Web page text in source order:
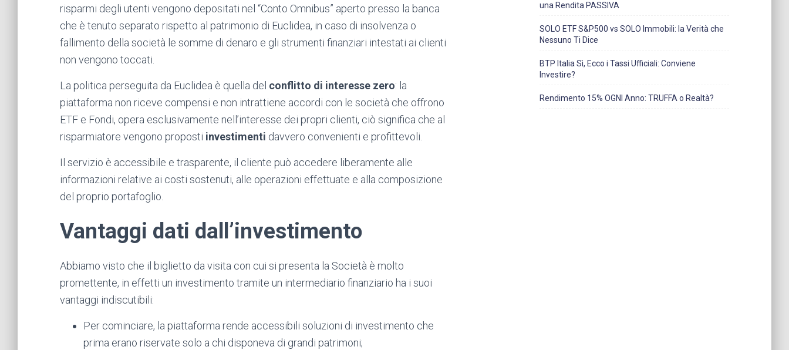
risparmi degli utenti vengono depositati nel “Conto Omnibus” aperto presso la banca
che è tenuto separato rispetto al patrimonio di Euclidea, in caso di insolvenza o
fallimento della società le somme di denaro e gli strumenti finanziari intestati ai clienti
non vengono toccati.
La politica perseguita da Euclidea è quella del conflitto di interesse zero: la
piattaforma non riceve compensi e non intrattiene accordi con le società che offrono
ETF e Fondi, opera esclusivamente nell’interesse dei propri clienti, ciò significa che al
risparmiatore vengono proposti investimenti davvero convenienti e profittevoli.
Il servizio è accessibile e trasparente, il cliente può accedere liberamente alle
informazioni relative ai costi sostenuti, alle operazioni effettuate e alla composizione
del proprio portafoglio.
Vantaggi dati dall’investimento
Abbiamo visto che il biglietto da visita con cui si presenta la Società è molto
promettente, in effetti un investimento tramite un intermediario finanziario ha i suoi
vantaggi indiscutibili:
Per cominciare, la piattaforma rende accessibili soluzioni di investimento che
prima erano riservate solo a chi disponeva di grandi patrimoni;
una Rendita PASSIVA
SOLO ETF S&P500 vs SOLO Immobili: la Verità che
Nessuno Ti Dice
BTP Italia Sì, Ecco i Tassi Ufficiali: Conviene
Investire?
Rendimento 15% OGNI Anno: TRUFFA o Realtà?